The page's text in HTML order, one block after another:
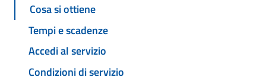
Cosa si ottiene
Tempi e scadenze
Accedi al servizio
Condizioni di servizio